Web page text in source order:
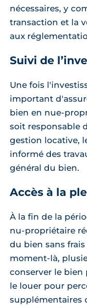
nécessaires, y
transaction et la
aux
Suivi de
Une fois
important
bien en nue-
soit responsable
gestion locative,
informé des
général du bien.
Accès à la
À la fin de la
nu-propriétaire
du bien sans
moment-là,
conserver le bien
le louer pour
supplémentaires